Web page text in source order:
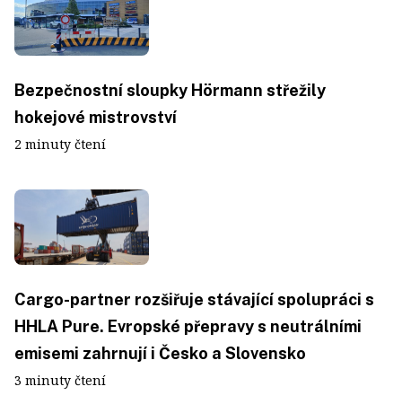
Bezpečnostní sloupky Hörmann střežily
hokejové mistrovství
2 minuty čtení
Cargo-partner rozšiřuje stávající spolupráci s
HHLA Pure. Evropské přepravy s neutrálními
emisemi zahrnují i Česko a Slovensko
3 minuty čtení